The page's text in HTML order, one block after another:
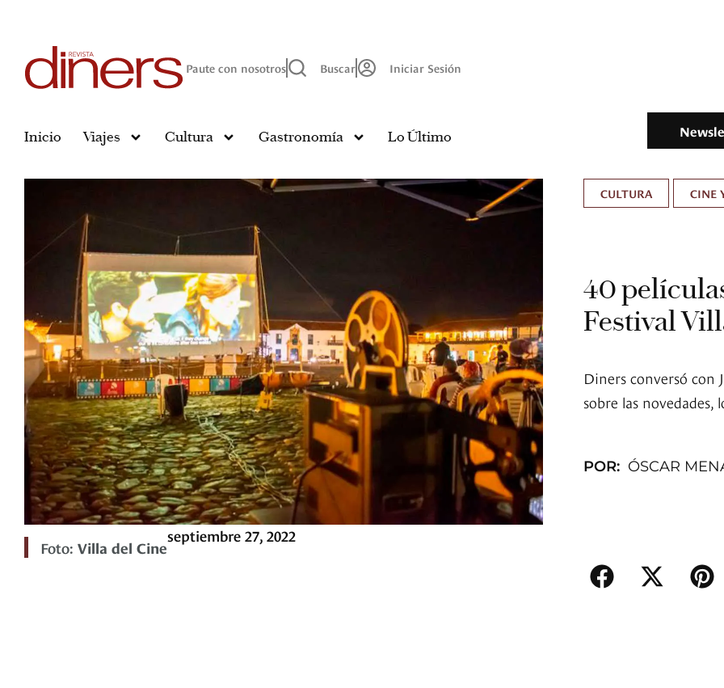
Paute con nosotros Buscar Iniciar Sesión
Inicio Viajes Cultura Gastronomía Lo Último
Foto: Villa del Cine
septiembre 27, 2022
CULTURA CINE
40
Festival
Diners conversó con
sobre las novedades,
POR: ÓSCAR